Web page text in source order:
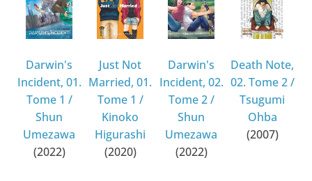
Darwin's
Incident, 01.
Tome 1 /
Shun
Umezawa
(2022)
Just Not
Married, 01.
Tome 1 /
Kinoko
Higurashi
(2020)
Darwin's
Incident, 02.
Tome 2/
Shun
Umezawa
(2022)
Death Note,
02. Tome 2/
Tsugumi
Ohba
(2007)